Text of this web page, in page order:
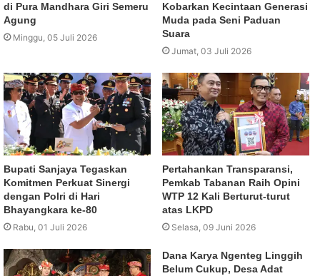
di Pura Mandhara Giri Semeru
Agung
Minggu, 05 Juli 2026
Kobarkan Kecintaan Generasi
Muda pada Seni Paduan
Suara
Jumat, 03 Juli 2026
Bupati Sanjaya Tegaskan
Komitmen Perkuat Sinergi
dengan Polri di Hari
Bhayangkara ke-80
Rabu, 01 Juli 2026
Pertahankan Transparansi,
Pemkab Tabanan Raih Opini
WTP 12 Kali Berturut-turut
atas LKPD
Selasa, 09 Juni 2026
Dana Karya Ngenteg Linggih
Belum Cukup, Desa Adat